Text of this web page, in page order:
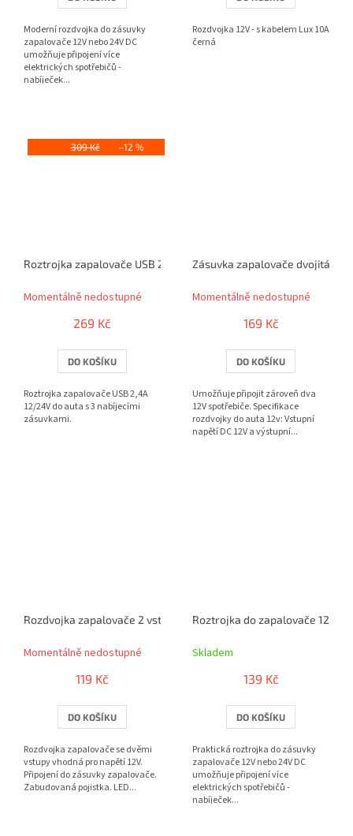
Moderní rozdvojka do zásuvky
zapalovače 12V nebo 24V DC
umožňuje připojení více
elektrických spotřebičů -
nabíječek...
Rozdvojka 12V - s kabelem Lux 10A
černá
309 Kč –12 %
Roztrojka zapalovače USB 2,4A 12/24V
Momentálně nedostupné
269 Kč
DO KOŠÍKU
Roztrojka zapalovače USB 2,4A
12/24V do auta s 3 nabíjecími
zásuvkami.
Zásuvka zapalovače dvojitá CE
Momentálně nedostupné
169 Kč
DO KOŠÍKU
Umožňuje připojit zároveň dva
12V spotřebiče. Specifikace
rozdvojky do auta 12v: Vstupní
napětí DC 12V a výstupní...
Rozdvojka zapalovače 2 vstupy pevná
Momentálně nedostupné
119 Kč
DO KOŠÍKU
Rozdvojka zapalovače se dvěmi
vstupy vhodná pro napětí 12V.
Připojení do zásuvky zapalovače.
Zabudovaná pojistka. LED...
Roztrojka do zapalovače 12V /
Skladem
139 Kč
DO KOŠÍKU
Praktická roztrojka do zásuvky
zapalovače 12V nebo 24V DC
umožňuje připojení více
elektrických spotřebičů -
nabíječek...